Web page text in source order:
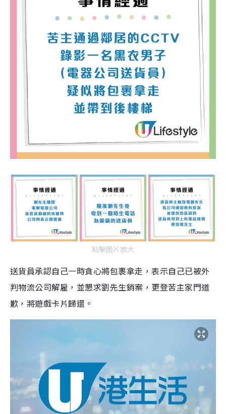
點擊圖片放大
送貨員承認自己一時貪心將包裹拿走，表示自己已被外
判物流公司解雇，並懇求劉先生銷案，更登苦主家門道
歉，將遊戲卡片歸還。